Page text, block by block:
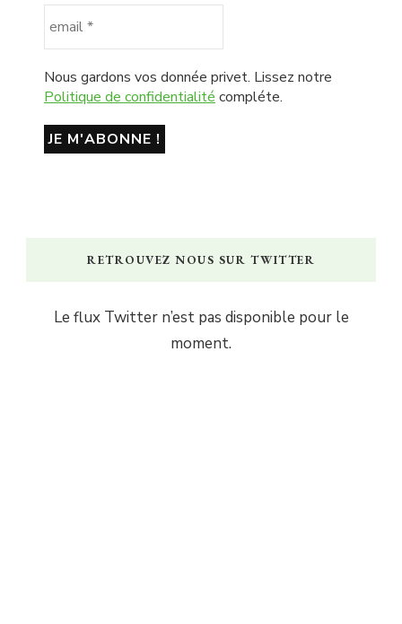
Nous gardons vos donnée privet. Lissez notre
Politique de confidentialité compléte.
RETROUVEZ NOUS SUR TWITTER
Le flux Twitter n’est pas disponible pour le
moment.